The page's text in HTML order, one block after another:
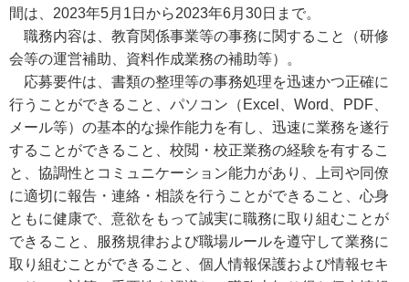
間は、2023年5月1日から2023年6月30日まで。
職務内容は、教育関係事業等の事務に関すること（研修
会等の運営補助、資料作成業務の補助等）。
応募要件は、書類の整理等の事務処理を迅速かつ正確に
行うことができること、パソコン（Excel、Word、PDF、
メール等）の基本的な操作能力を有し、迅速に業務を遂行
することができること、校閲・校正業務の経験を有するこ
と、協調性とコミュニケーション能力があり、上司や同僚
に適切に報告・連絡・相談を行うことができること、心身
ともに健康で、意欲をもって誠実に職務に取り組むことが
できること、服務規律および職場ルールを遵守して業務に
取り組むことができること、個人情報保護および情報セキ